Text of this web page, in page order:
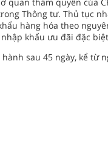
Thông tư. Thủ tục
hàng hóa theo
khẩu ưu đãi đặc
sau 45 ngày, kể từ